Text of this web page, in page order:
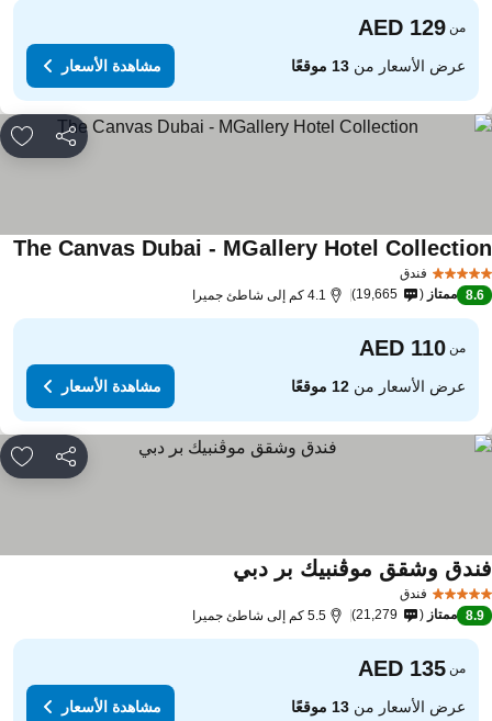
من
عرض الأسعار من13 موقعًا مشاهدة الأسعار
مشاركة
فندق
The Canvas Dubai - MGallery Hotel
8.6 ممتاز 19,665 4.1 كم إلى شاطئ جميرا
من
عرض الأسعار من12 موقعًا مشاهدة الأسعار
مشاركة
فندق
وشقق موڤنبيك بر دبي
8.9 ممتاز 21,279 5.5 كم إلى شاطئ جميرا
من
عرض الأسعار من13 موقعًا مشاهدة الأسعار